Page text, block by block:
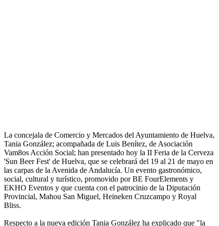
La concejala de Comercio y Mercados del Ayuntamiento de Huelva,
Tania González; acompañada de Luis Benítez, de Asociación
Vam8os Acción Social; han presentado hoy la II Feria de la Cerveza
'Sun Beer Fest' de Huelva, que se celebrará del 19 al 21 de mayo en
las carpas de la Avenida de Andalucía. Un evento gastronómico,
social, cultural y turístico, promovido por BE FourElements y
EKHO Eventos y que cuenta con el patrocinio de la Diputación
Provincial, Mahou San Miguel, Heineken Cruzcampo y Royal
Bliss.
Respecto a la nueva edición Tania González ha explicado que "la